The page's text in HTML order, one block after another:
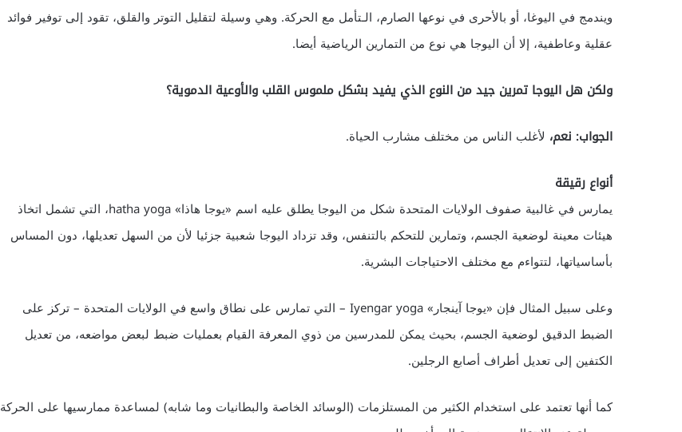
ويندمج في اليوغا، أو بالأحرى في نوعها الصارم، الـتأمل مع الحركة. وهي وسيلة لتقليل التوتر والقلق، تقود إلى توفير فوائد
عقلية وعاطفية، إلا أن اليوجا هي نوع من التمارين الرياضية أيضا.
ولكن هل اليوجا تمرين جيد من النوع الذي يفيد بشكل ملموس القلب والأوعية الدموية؟
الجواب: نعم، لأغلب الناس من مختلف مشارب الحياة.
أنواع رقيقة
يمارس في غالبية صفوف الولايات المتحدة شكل من اليوجا يطلق عليه اسم «يوجا هاذا» hatha yoga، التي تشمل اتخاذ
هيئات معينة لوضعية الجسم، وتمارين للتحكم بالتنفس، وقد تزداد اليوجا شعبية جزئيا لأن من السهل تعديلها، دون المساس
بأساسياتها، لتتواءم مع مختلف الاحتياجات البشرية.
وعلى سبيل المثال فإن «يوجا آينجار» Iyengar yoga – التي تمارس على نطاق واسع في الولايات المتحدة – تركز على
الضبط الدقيق لوضعية الجسم، بحيث يمكن للمدرسين من ذوي المعرفة القيام بعمليات ضبط لبعض مواضعه، من تعديل
الكتفين إلى تعديل أطراف أصابع الرجلين.
كما أنها تعتمد على استخدام الكثير من المستلزمات (الوسائد الخاصة والبطانيات وما شابه) لمساعدة ممارسيها على الحركة